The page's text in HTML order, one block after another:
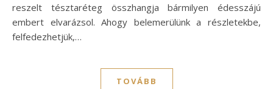
reszelt tésztaréteg összhangja bármilyen édesszájú
embert elvarázsol. Ahogy belemerülünk a részletekbe,
felfedezhetjük,…
TOVÁBB